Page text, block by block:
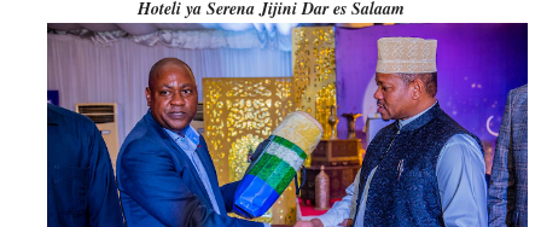
Hoteli ya Serena Jijini Dar es Salaam